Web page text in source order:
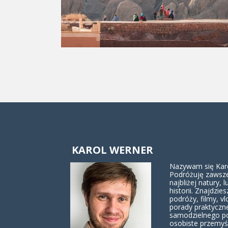
KAROL WERNER
Nazywam się
Podróżuję
najbliżej natury,
historii.
podróży, filmy,
porady
samodzielnego
osobiste